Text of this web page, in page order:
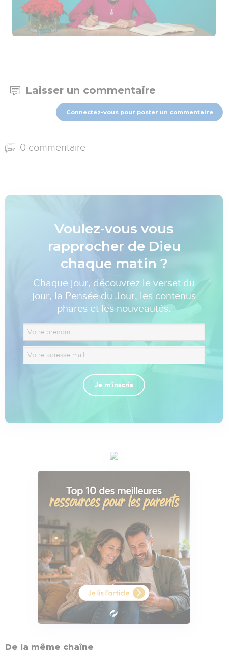
Laisser un commentaire
Connectez-vous pour poster un commentaire
0 commentaire
Voulez-vous vous
rapprocher de Dieu
chaque matin ?
Chaque jour, découvrez le verset du
jour, la Pensée du Jour, les contenus
phares et les nouveautés.
Je m'inscris
De la même chaîne